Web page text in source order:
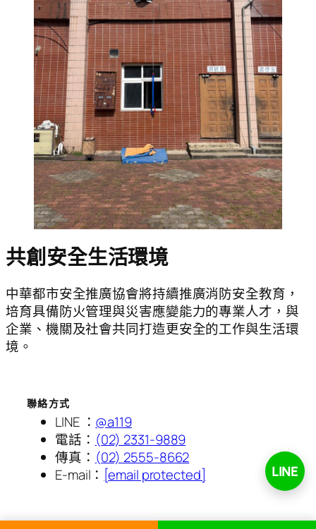
共創安全生活環境
中華都市安全推廣協會將持續推廣消防安全教育，
培育具備防火管理與災害應變能力的專業人才，與
企業、機關及社會共同打造更安全的工作與生活環
境。
聯絡方式
LINE ： @a119
電話： (02) 2331-9889
傳真： (02) 2555-8662
E-mail： [email protected] LINE